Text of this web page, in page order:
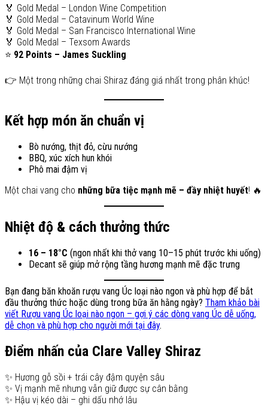
🏅 Gold Medal – London Wine Competition
🏅 Gold Medal – Catavinum World Wine
🏅 Gold Medal – San Francisco International Wine
🏅 Gold Medal – Texsom Awards
⭐ 92 Points – James Suckling
👉 Một trong những chai Shiraz đáng giá nhất trong phân khúc!
Kết hợp món ăn chuẩn vị
Bò nướng, thịt đỏ, cừu nướng
BBQ, xúc xích hun khói
Phô mai đậm vị
Một chai vang cho những bữa tiệc mạnh mẽ – đầy nhiệt huyết! 🔥
Nhiệt độ & cách thưởng thức
16 – 18°C (ngon nhất khi thở vang 10–15 phút trước khi uống)
Decant sẽ giúp mở rộng tầng hương mạnh mẽ đặc trưng
Bạn đang băn khoăn rượu vang Úc loại nào ngon và phù hợp để bắt
đầu thưởng thức hoặc dùng trong bữa ăn hằng ngày? Tham khảo bài
viết Rượu vang Úc loại nào ngon – gợi ý các dòng vang Úc dễ uống,
dễ chọn và phù hợp cho người mới tại đây.
Điểm nhấn của Clare Valley Shiraz
✨ Hương gỗ sồi + trái cây đậm quyện sâu
✨ Vị mạnh mẽ nhưng vẫn giữ được sự cân bằng
✨ Hậu vị kéo dài – ghi dấu nhớ lâu